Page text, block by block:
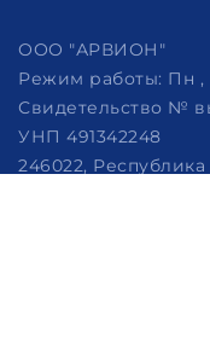
ООО "АРВИОН"
Режим работы: Пн ,
Свидетельство №
УНП 491342248
246022,